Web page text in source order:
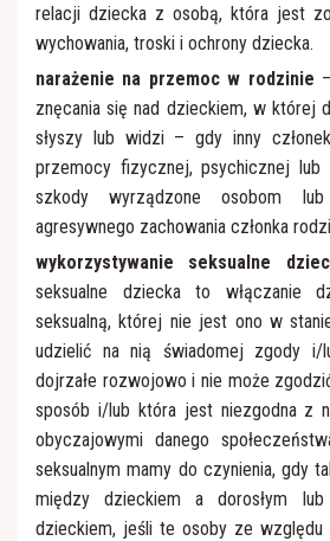
relacji dziecka z osobą, która jest
wychowania, troski i ochrony dziecka.
narażenie na przemoc w rodzinie
znęcania się nad dzieckiem, w której
słyszy lub widzi – gdy inny
przemocy fizycznej, psychicznej lub
szkody wyrządzone osobom
agresywnego zachowania członka
wykorzystywanie seksualne
seksualne dziecka to włączanie
seksualną, której nie jest ono w
udzielić na nią świadomej zgody
dojrzałe rozwojowo i nie może
sposób i/lub która jest niezgodna z
obyczajowymi danego
seksualnym mamy do czynienia, gdy
między dzieckiem a dorosłym
dzieckiem, jeśli te osoby ze względu